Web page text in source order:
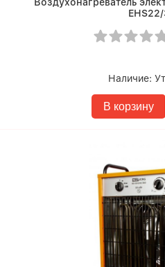
Воздухонагреватель
Наличие:
В корзину